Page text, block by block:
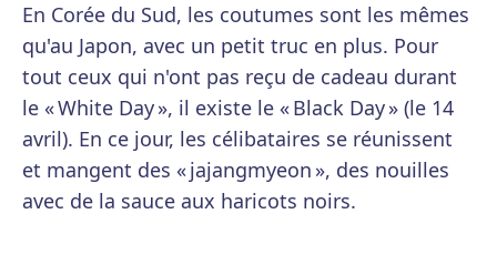
En Corée du Sud, les coutumes sont les mêmes
qu'au Japon, avec un petit truc en plus. Pour
tout ceux qui n'ont pas reçu de cadeau durant
le « White Day », il existe le « Black Day » (le 14
avril). En ce jour, les célibataires se réunissent
et mangent des « jajangmyeon », des nouilles
avec de la sauce aux haricots noirs.